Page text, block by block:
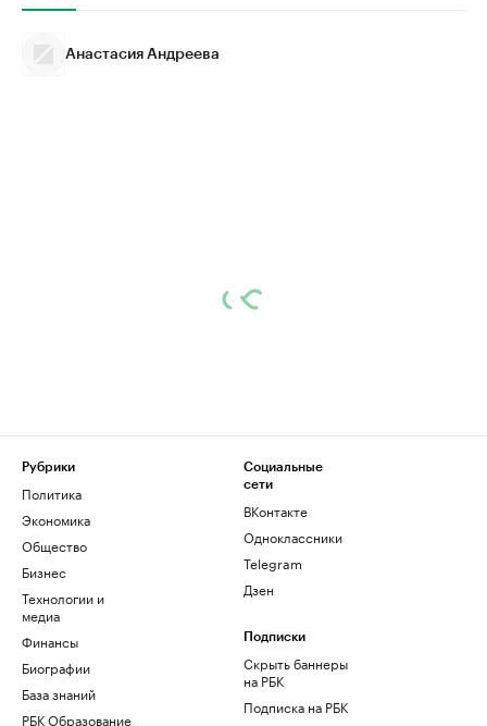
Анастасия Андреева
Рубрики
Политика
Экономика
Общество
Бизнес
Технологии и
медиа
Финансы
Биографии
База знаний
РБК Образование
Социальные
сети
ВКонтакте
Одноклассники
Telegram
Дзен
Подписки
Скрыть баннеры
на РБК
Подписка на РБК